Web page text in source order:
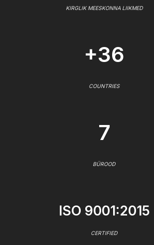
KIRGLIK MEESKONNA LIIKMED
+36
COUNTRIES
7
BÜROOD
ISO 9001:2015
CERTIFIED